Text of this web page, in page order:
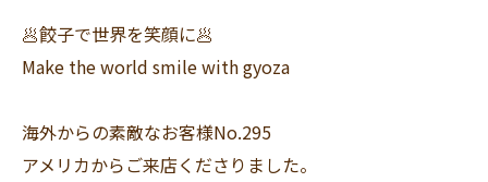
🥟餃子で世界を笑顔に🥟
Make the world smile with gyoza
海外からの素敵なお客様No.295
アメリカからご来店くださりました。